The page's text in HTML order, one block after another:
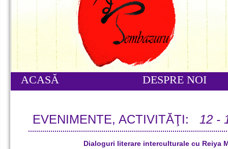
ACASĂ DESPRE NOI
EVENIMENTE, ACTIVITĂŢI: 12 -
Dialoguri literare interculturale cu Reiya